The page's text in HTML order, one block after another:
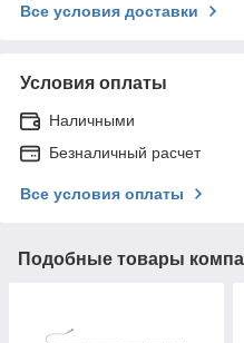
Все условия доставки
Условия оплаты
Наличными
Безналичный расчет
Все условия оплаты
Подобные товары